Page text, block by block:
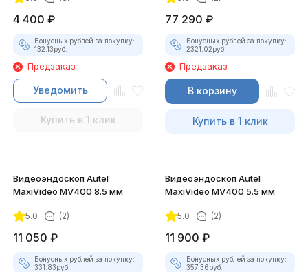
4 400 ₽
Бонусных рублей за покупку:
132.13руб.
Предзаказ
Уведомить
Купить в 1 клик
77 290 ₽
Бонусных рублей за покупку:
2321.02руб.
Предзаказ
В корзину
Купить в 1 клик
Видеоэндоскоп Autel
MaxiVideo MV400 8.5 мм
5.0 (2)
11 050 ₽
Бонусных рублей за покупку:
331.83руб.
Видеоэндоскоп Autel
MaxiVideo MV400 5.5 мм
5.0 (2)
11 900 ₽
Бонусных рублей за покупку:
357.36руб.